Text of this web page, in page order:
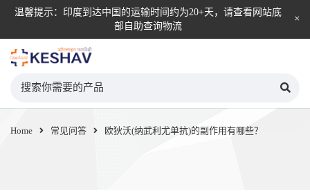
温馨提示：印度到达中国的运输时间约为20+天，请查看网站底
部自助查询物流
Home 常见问答 欧狄沃(纳武利尤单抗)的副作用有哪些？